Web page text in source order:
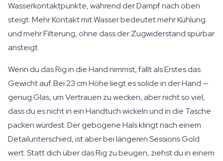
Wasserkontaktpunkte, während der Dampf nach oben
steigt. Mehr Kontakt mit Wasser bedeutet mehr Kühlung
und mehr Filterung, ohne dass der Zugwiderstand spürbar
ansteigt.
Wenn du das Rig in die Hand nimmst, fällt als Erstes das
Gewicht auf. Bei 23 cm Höhe liegt es solide in der Hand —
genug Glas, um Vertrauen zu wecken, aber nicht so viel,
dass du es nicht in ein Handtuch wickeln und in die Tasche
packen würdest. Der gebogene Hals klingt nach einem
Detailunterschied, ist aber bei längeren Sessions Gold
wert. Statt dich über das Rig zu beugen, ziehst du in einem